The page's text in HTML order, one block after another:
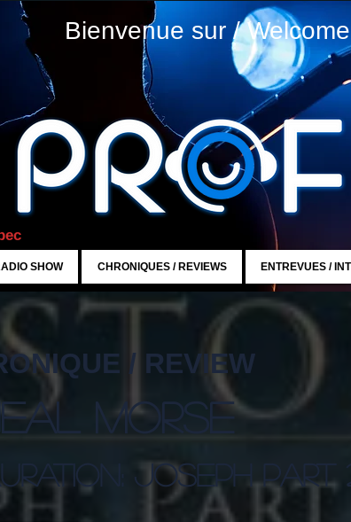
Bienvenue sur /
SHOW CHRONIQUES / REVIEWS ENTREVUES /
/ REVIEW
Morse
Joseph Part